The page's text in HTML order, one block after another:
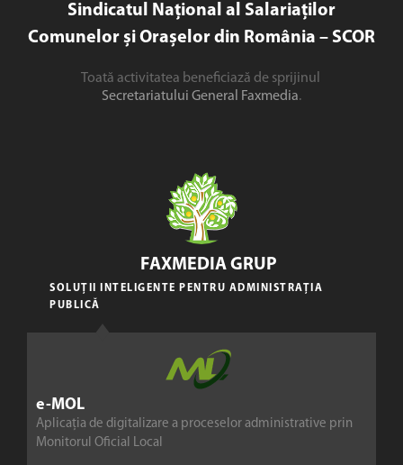
Sindicatul Național al Salariaților
Comunelor și Orașelor din România – SCOR
Toată activitatea beneficiază de sprijinul
Secretariatului General Faxmedia.
e-MOL
Aplicația de digitalizare a proceselor administrative prin
Monitorul Oficial Local
FAXMEDIA GRUP
SOLUȚII INTELIGENTE PENTRU ADMINISTRAȚIA
PUBLICĂ